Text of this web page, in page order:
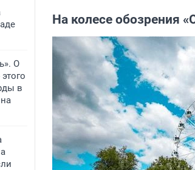
О
в
На колесе обозрения